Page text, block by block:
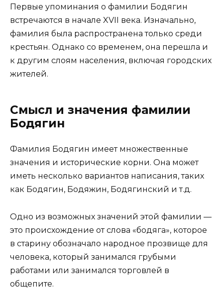
Первые упоминания о фамилии Бодягин
встречаются в начале XVII века. Изначально,
фамилия была распространена только среди
крестьян. Однако со временем, она перешла и
к другим слоям населения, включая городских
жителей.
Смысл и значения фамилии
Бодягин
Фамилия Бодягин имеет множественные
значения и исторические корни. Она может
иметь несколько вариантов написания, таких
как Бодягин, Бодяжин, Бодягинский и т.д.
Одно из возможных значений этой фамилии —
это происхождение от слова «бодяга», которое
в старину обозначало народное прозвище для
человека, который занимался грубыми
работами или занимался торговлей в
общепите.